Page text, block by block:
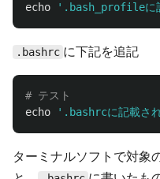
echo
'.bash_profileに
.bashrc に下記を追記
# テスト
echo
'.bashrcに記載さ
ターミナルソフトで対象